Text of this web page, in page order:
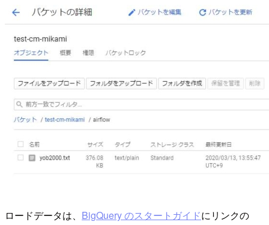
ロードデータは、 BigQuery のスタートガイドにリンクの